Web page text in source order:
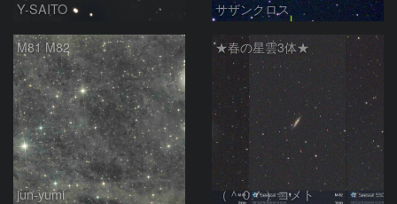
Y-SAITO サザンクロス
M81 M82
jun-yumi
★春の星雲3体★
（＾０＾）コメト